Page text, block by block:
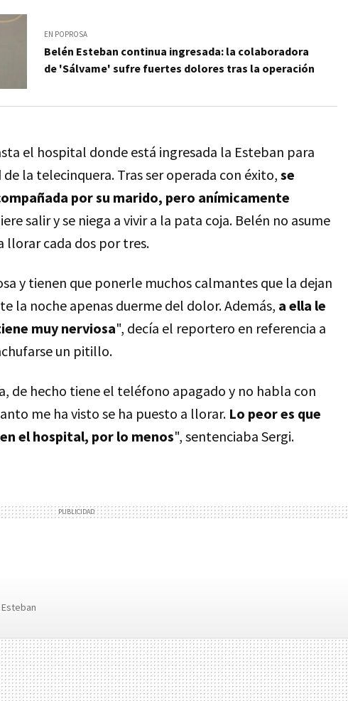
EN POPROSA
Belén Esteban continua ingresada: la colaboradora
de 'Sálvame' sufre fuertes dolores tras la operación
el hospital donde está ingresada la Esteban para
la telecinquera. Tras ser operada con éxito, se
por su marido, pero anímicamente
salir y se niega a vivir a la pata coja. Belén no asume
llorar cada dos por tres.
y tienen que ponerle muchos calmantes que la dejan
la noche apenas duerme del dolor. Además, a ella le
muy nerviosa", decía el reportero en referencia a
un pitillo.
de hecho tiene el teléfono apagado y no habla con
me ha visto se ha puesto a llorar. Lo peor es que
el hospital, por lo menos", sentenciaba Sergi.